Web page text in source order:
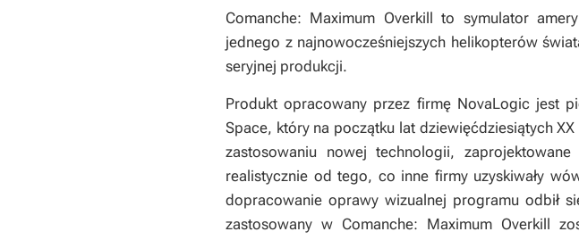
Comanche: Maximum Overkill to symulator
jednego z najnowocześniejszych helikopterów
seryjnej produkcji.
Produkt opracowany przez firmę NovaLogic jest
Space, który na początku lat dziewięćdziesiątych
zastosowaniu nowej technologii,
realistycznie od tego, co inne firmy uzyskiwały
dopracowanie oprawy wizualnej programu odbił
zastosowany w Comanche: Maximum Overkill